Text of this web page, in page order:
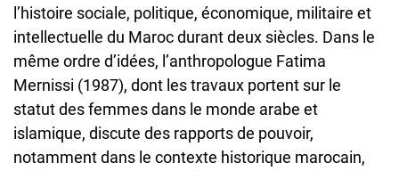
l’histoire sociale, politique, économique, militaire et
intellectuelle du Maroc durant deux siècles. Dans le
même ordre d’idées, l’anthropologue Fatima
Mernissi (1987), dont les travaux portent sur le
statut des femmes dans le monde arabe et
islamique, discute des rapports de pouvoir,
notamment dans le contexte historique marocain,